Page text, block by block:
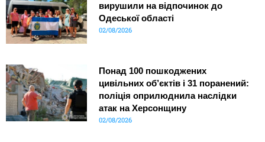
вирушили на відпочинок до
Одеської області
02/08/2026
Понад 100 пошкоджених
цивільних об’єктів і 31 поранений:
поліція оприлюднила наслідки
атак на Херсонщину
02/08/2026